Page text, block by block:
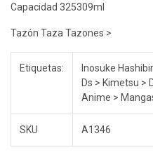
Capacidad 325309ml
Tazón Taza Tazones >
Etiquetas:
Inosuke
Ds > Kimetsu >
Anime >
SKU A1346